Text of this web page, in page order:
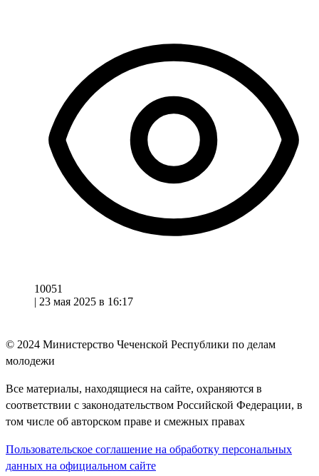
10051
| 23 мая 2025 в 16:17
© 2024 Министерство Чеченской Республики по делам
молодежи
Все материалы, находящиеся на сайте, охраняются в
соответствии с законодательством Российской Федерации, в
том числе об авторском праве и смежных правах
Пользовательское соглашение на обработку персональных
данных на официальном сайте